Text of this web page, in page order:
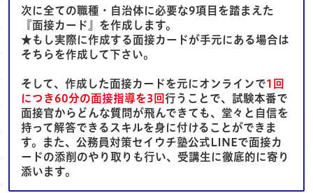
次に全ての職種・自治体に必要な9項目を踏まえた
『面接カード』を作成します。
★もし実際に作成する面接カードが手元にある場合は
そちらを作成して下さい。
そして、作成した面接カードを元にオンラインで1回
につき60分の面接指導を3回 行うことで、試験本番で
面接官からどんな質問が飛んできても、堂々と自信を
持って解答できるスキルを身に付けることができま
す。また、公務員対策セイウチ塾公式LINEで面接カ
ードの添削のやり取りも行い、受講生に徹底的に寄り
添います。